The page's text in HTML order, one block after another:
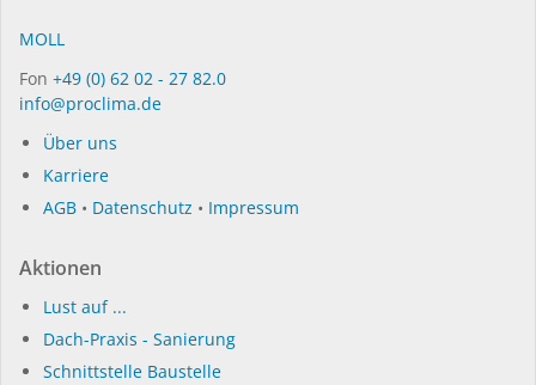
MOLL
Fon +49 (0) 62 02 - 27 82.0
info@proclima.de
Über uns
Karriere
AGB • Datenschutz • Impressum
Aktionen
Lust auf ...
Dach-Praxis - Sanierung
Schnittstelle Baustelle